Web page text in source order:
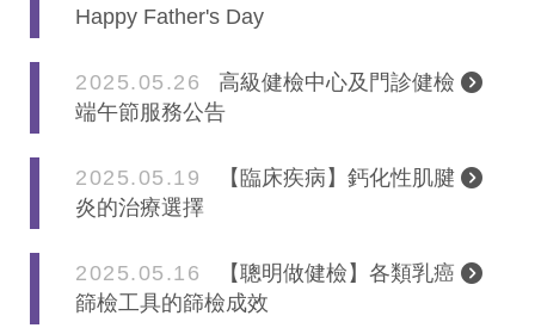
Happy Father's Day
2025.05.26
高級健檢中心及門診健檢
端午節服務公告
2025.05.19
【臨床疾病】鈣化性肌腱
炎的治療選擇
2025.05.16
【聰明做健檢】各類乳癌
篩檢工具的篩檢成效